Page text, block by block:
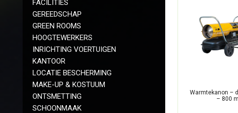
FACILITIES
GEREEDSCHAP
GREEN ROOMS
HOOGTEWERKERS
INRICHTING VOERTUIGEN
KANTOOR
LOCATIE BESCHERMING
MAKE-UP & KOSTUUM
ONTSMETTING
SCHOONMAAK
Warmtekanon –
– 800